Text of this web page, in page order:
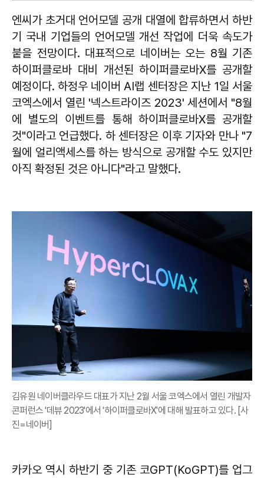
엔씨가 초거대 언어모델 공개 대열에 합류하면서 하반
기 국내 기업들의 언어모델 개선 작업에 더욱 속도가
붙을 전망이다. 대표적으로 네이버는 오는 8월 기존
하이퍼클로바 대비 개선된 하이퍼클로바X를 공개할
예정이다. 하정우 네이버 AI랩 센터장은 지난 1일 서울
코엑스에서 열린 '넥스트라이즈 2023' 세션에서 "8월
에 별도의 이벤트를 통해 하이퍼클로바X를 공개할
것"이라고 언급했다. 하 센터장은 이후 기자와 만나 "7
월에 얼리액세스를 하는 방식으로 공개할 수도 있지만
아직 확정된 것은 아니다"라고 말했다.
김유원 네이버클라우드 대표가 지난 2월 서울 코엑스에서 열린 개발자
콘퍼런스 '데뷰 2023'에서 '하이퍼클로바X'에 대해 발표하고 있다. [사
진=네이버]
카카오 역시 하반기 중 기존 코GPT(KoGPT)를 업그